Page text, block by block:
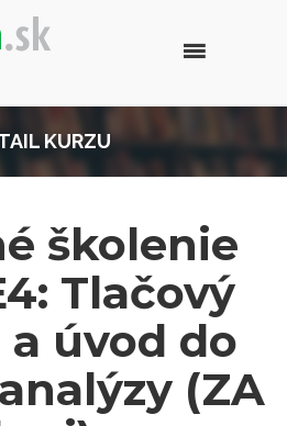
KURZU
školenie
Tlačový
úvod do
(ZA